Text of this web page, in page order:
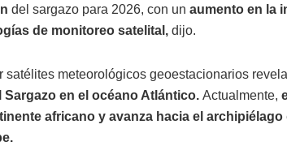
del sargazo para 2026, con un aumento en la
de monitoreo satelital, dijo.
meteorológicos geoestacionarios
en el océano Atlántico. Actualmente,
africano y avanza hacia el archipiélago